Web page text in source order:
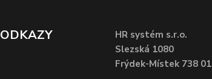
HR systém s.r.o.
Slezská 1080
Frýdek-Místek 738 01